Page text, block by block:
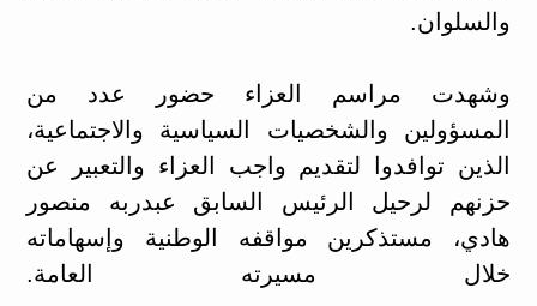
والسلوان.
وشهدت مراسم العزاء حضور عدد من
المسؤولين والشخصيات السياسية والاجتماعية،
الذين توافدوا لتقديم واجب العزاء والتعبير عن
حزنهم لرحيل الرئيس السابق عبدربه منصور
هادي، مستذكرين مواقفه الوطنية وإسهاماته
خلال مسيرته العامة.